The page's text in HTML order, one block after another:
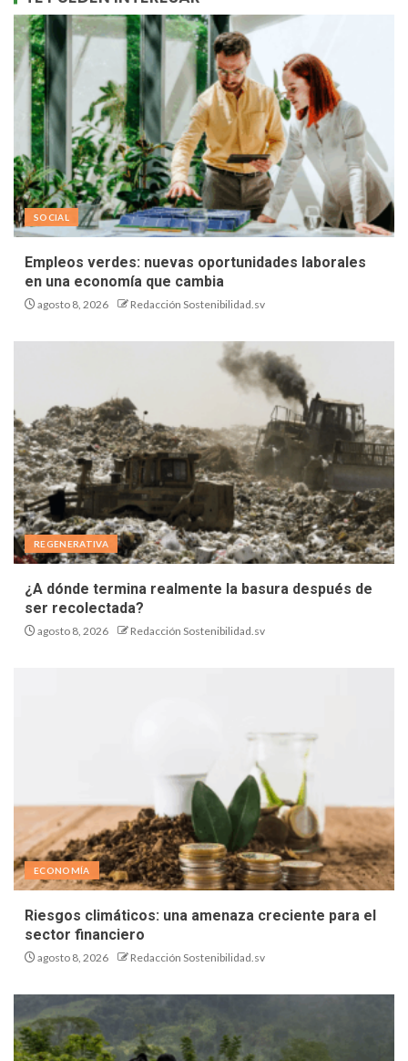
SOCIAL
Empleos verdes: nuevas oportunidades laborales
en una economía que cambia
agosto 8, 2026 Redacción Sostenibilidad.sv
REGENERATIVA
¿A dónde termina realmente la basura después de
ser recolectada?
agosto 8, 2026 Redacción Sostenibilidad.sv
ECONOMÍA
Riesgos climáticos: una amenaza creciente para el
sector financiero
agosto 8, 2026 Redacción Sostenibilidad.sv